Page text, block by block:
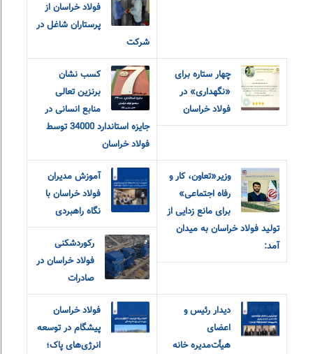
فولاد خراسان از
پرستاران شاغل در
شرکت
چهار ستاره برای
«نگهداری» در
فولاد خراسان
کسب نشان
برنزین تعالی
منابع انسانی در
جایزه استاندارد 34000 توسط
فولاد خراسان
وزیر«تعاون، کار و
رفاه اجتماعی»
برای مانع زدایی از
تولید فولاد خراسان به میدان
آمد:
آموزش مدیران
فولاد خراسان با
نگاه راهبردی
رکوردشکنی
فولاد خراسان در
صادرات
دیدار رئیس و
اعضای
هیأت‌مدیره خانه
فولاد خراسان
پیشگام در توسعه
انرژی‌های پاک؛